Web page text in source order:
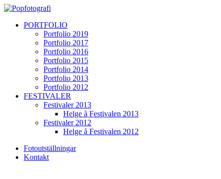
PORTFOLIO
Portfolio 2019
Portfolio 2017
Portfolio 2016
Portfolio 2015
Portfolio 2014
Portfolio 2013
Portfolio 2012
FESTIVALER
Festivaler 2013
Helge å Festivalen 2013
Festivaler 2012
Helge å Festivalen 2012
Fotoutställningar
Kontakt